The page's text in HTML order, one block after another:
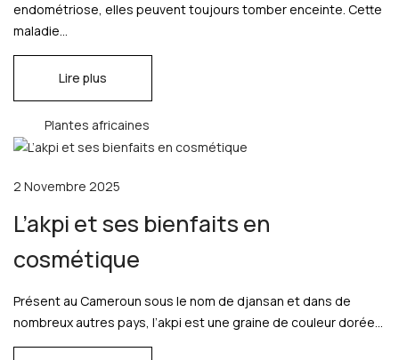
endométriose, elles peuvent toujours tomber enceinte. Cette
maladie...
Lire plus
Plantes africaines
2 Novembre 2025
L’akpi et ses bienfaits en
cosmétique
Présent au Cameroun sous le nom de djansan et dans de
nombreux autres pays, l’akpi est une graine de couleur dorée...